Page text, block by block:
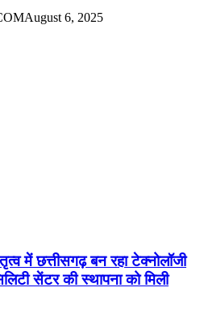
August 6, 2025
में छत्तीसगढ़ बन रहा टेक्नोलॉजी
सेंटर की स्थापना को मिली